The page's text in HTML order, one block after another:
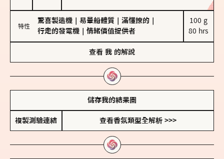
特性
驚喜製造機 易暈船體質 滿懂撩的
行走的發電機
情緒價值提供者
100 g
80 hrs
查看 我 的解說
儲存我的結果圖
複製測驗連結 查看香氛類型全解析 >>>